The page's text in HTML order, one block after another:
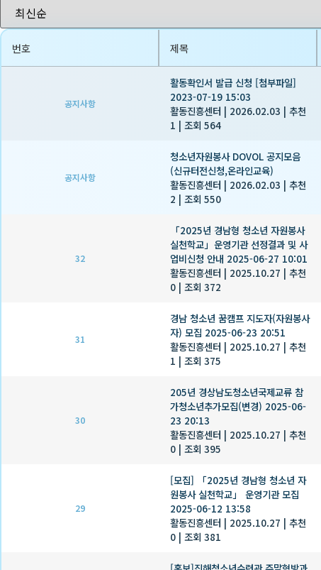
번호 제목
공지사항
활동확인서 발급 신청 [첨부파일]
2023-07-19 15:03
활동진흥센터 | 2026.02.03 | 추천
1 | 조회 564
공지사항
청소년자원봉사 DOVOL 공지모음
(신규터전신청,온라인교육)
활동진흥센터 | 2026.02.03 | 추천
2 | 조회 550
32
「2025년 경남형 청소년 자원봉사
실천학교」운영기관 선정결과 및 사
업비신청 안내 2025-06-27 10:01
활동진흥센터 | 2025.10.27 | 추천
0 | 조회 372
31
경남 청소년 꿈캠프 지도자(자원봉사
자) 모집 2025-06-23 20:51
활동진흥센터 | 2025.10.27 | 추천
1 | 조회 375
30
205년 경상남도청소년국제교류 참
가청소년추가모집(변경) 2025-06-
23 20:13
활동진흥센터 | 2025.10.27 | 추천
0 | 조회 395
29
[모집] 「2025년 경남형 청소년 자
원봉사 실천학교」 운영기관 모집
2025-06-12 13:58
활동진흥센터 | 2025.10.27 | 추천
0 | 조회 381